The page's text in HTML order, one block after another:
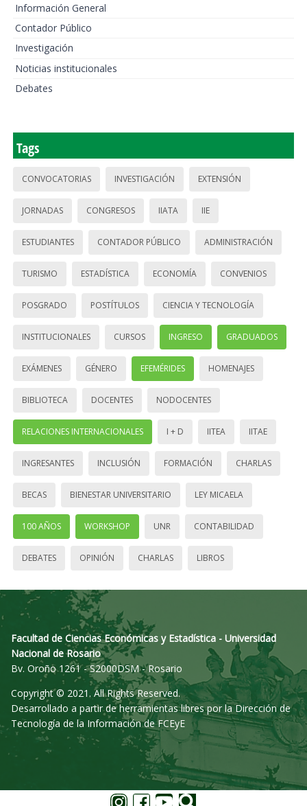
Información General
Contador Público
Investigación
Noticias institucionales
Debates
Tags
CONVOCATORIAS INVESTIGACIÓN EXTENSIÓN
JORNADAS CONGRESOS IIATA IIE
ESTUDIANTES CONTADOR PÚBLICO ADMINISTRACIÓN
TURISMO ESTADÍSTICA ECONOMÍA CONVENIOS
POSGRADO POSTÍTULOS CIENCIA Y TECNOLOGÍA
INSTITUCIONALES CURSOS INGRESO GRADUADOS
EXÁMENES GÉNERO EFEMÉRIDES HOMENAJES
BIBLIOTECA DOCENTES NODOCENTES
RELACIONES INTERNACIONALES I + D IITEA IITAE
INGRESANTES INCLUSIÓN FORMACIÓN CHARLAS
BECAS BIENESTAR UNIVERSITARIO LEY MICAELA
100 AÑOS WORKSHOP UNR CONTABILIDAD
DEBATES OPINIÓN CHARLAS LIBROS
Facultad de Ciencias Económicas y Estadística - Universidad
Nacional de Rosario
Bv. Oroño 1261 - S2000DSM - Rosario
Copyright © 2021. All Rights Reserved.
Desarrollado a partir de herramientas libres por la Dirección de
Tecnología de la Información de FCEyE